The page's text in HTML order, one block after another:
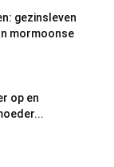
gezinsleven
mormoonse
op en